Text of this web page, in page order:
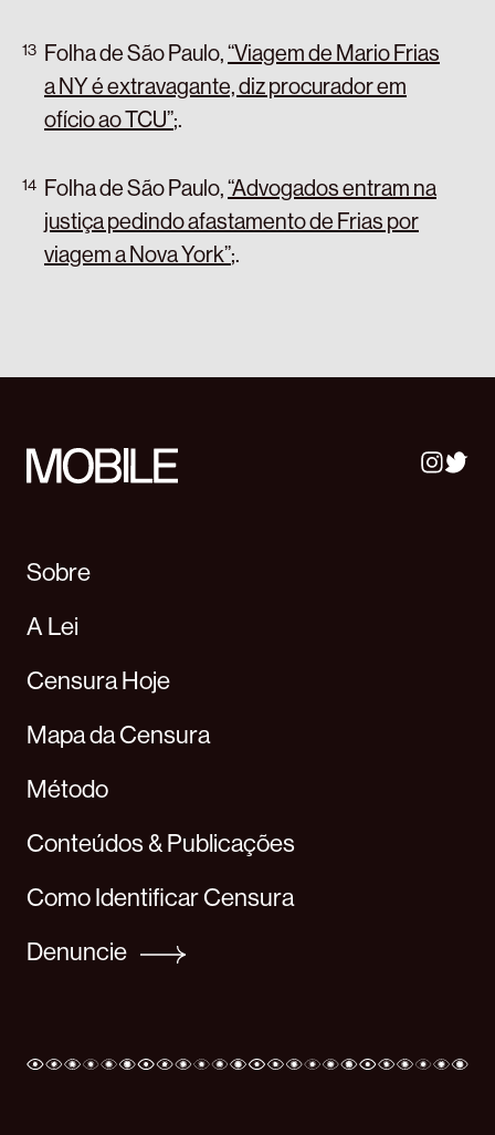
Folha de São Paulo,“Viagem de Mario Frias
a NY é extravagante, diz procurador em
ofício ao TCU”;.
Folha de São Paulo,“Advogados entram na
justiça pedindo afastamento de Frias por
viagem a Nova York”;.
Sobre
A Lei
Censura Hoje
Mapa da Censura
Método
Conteúdos & Publicações
Como Identificar Censura
Denuncie